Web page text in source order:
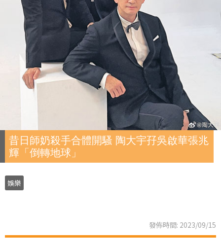
昔日師奶殺手合體開騷 陶大宇孖吳啟華張兆
輝「倒轉地球」
娛樂
發佈時間: 2023/09/15